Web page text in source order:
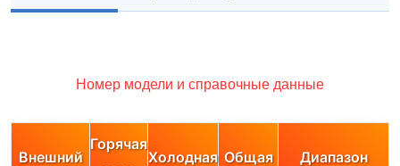
Номер модели и справочные данные
Внешний
Горячая
Холодная Общая
Диапазон